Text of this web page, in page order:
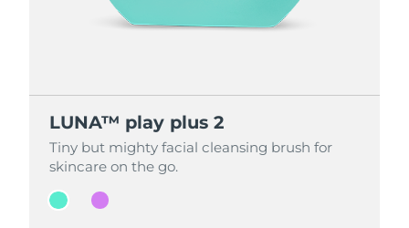
LUNA™ play plus 2
Tiny but mighty facial cleansing brush for
skincare on the go.
LUNA™ play plus 2
Tiny but mighty facial cleansing brush for
skincare on the go.